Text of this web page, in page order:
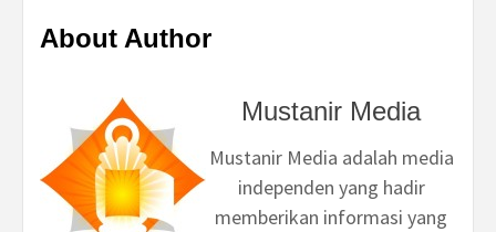
About Author
Mustanir Media
Mustanir Media adalah media
independen yang hadir
memberikan informasi yang